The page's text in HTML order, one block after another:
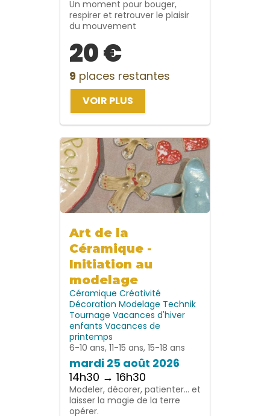
Un moment pour bouger,
respirer et retrouver le plaisir
du mouvement
20 €
9 places restantes
VOIR PLUS
Art de la
Céramique -
Initiation au
modelage
Céramique Créativité
Décoration Modelage Technik
Tournage Vacances d'hiver
enfants Vacances de
printemps
6-10 ans, 11-15 ans, 15-18 ans
mardi 25 août 2026
14h30 → 16h30
Modeler, décorer, patienter… et
laisser la magie de la terre
opérer.